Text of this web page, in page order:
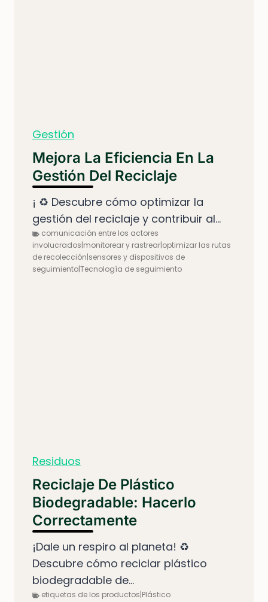
Gestión
Mejora La Eficiencia En La
Gestión Del Reciclaje
¡ ♻️ Descubre cómo optimizar la
gestión del reciclaje y contribuir al...
comunicación entre los actores
involucrados|monitorear y rastrear|optimizar las rutas
de recolección|sensores y dispositivos de
seguimiento|Tecnología de seguimiento
Residuos
Reciclaje De Plástico
Biodegradable: Hacerlo
Correctamente
¡Dale un respiro al planeta! ♻️
Descubre cómo reciclar plástico
biodegradable de...
etiquetas de los productos|Plástico